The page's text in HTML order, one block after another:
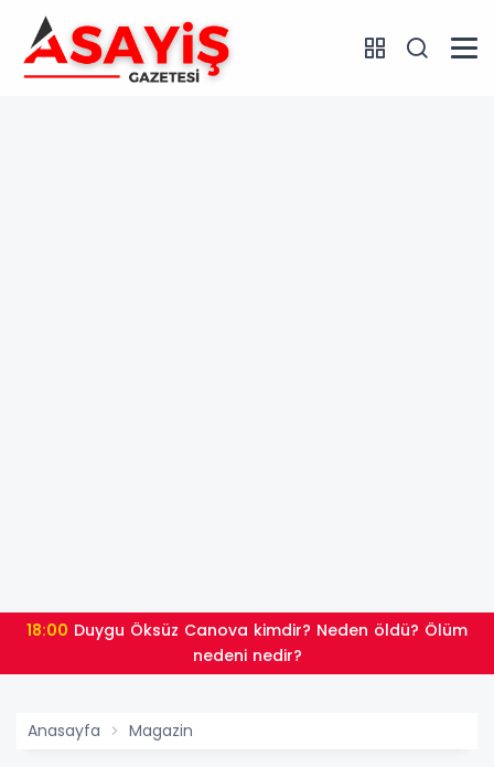
18:00
nedeni nedir?
Anasayfa Magazin